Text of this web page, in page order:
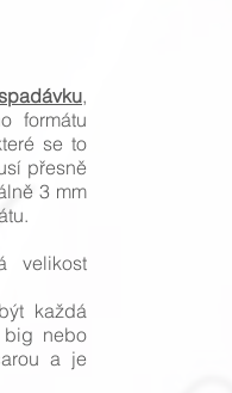
,
formátu
se to
přesně
3 mm
velikost
každá
big nebo
a je